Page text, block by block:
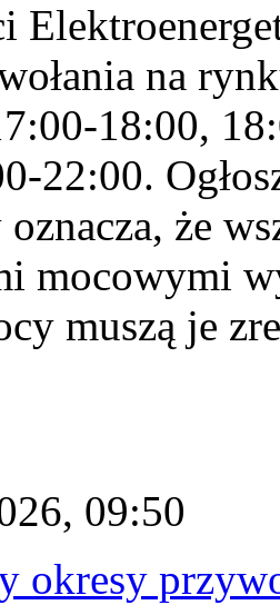
na
18:00,
22:00.
że
mocowymi
muszą je
09:50
okresy